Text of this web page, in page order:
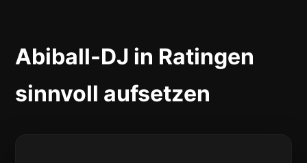
Abiball-DJ in Ratingen
sinnvoll aufsetzen